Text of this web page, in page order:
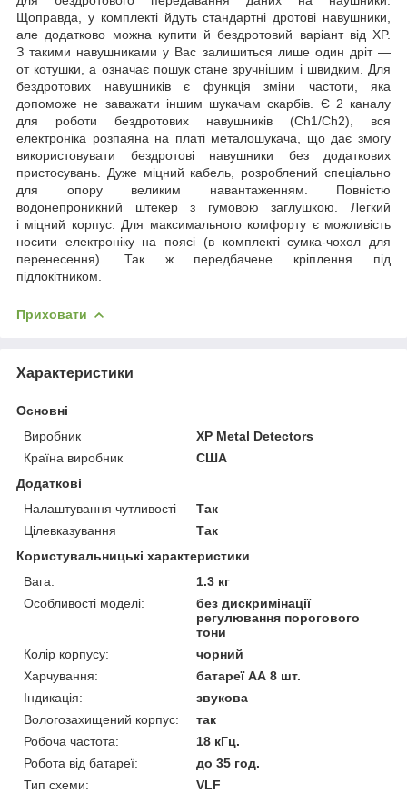
Щоправда, у комплекті йдуть стандартні дротові навушники,
але додатково можна купити й бездротовий варіант від XP.
З такими навушниками у Вас залишиться лише один дріт —
от котушки, а означає пошук стане зручнішим і швидким. Для
бездротових навушників є функція зміни частоти, яка
допоможе не заважати іншим шукачам скарбів. Є 2 каналу
для роботи бездротових навушників (Ch1/Ch2), вся
електроніка розпаяна на платі металошукача, що дає змогу
використовувати бездротові навушники без додаткових
пристосувань. Дуже міцний кабель, розроблений спеціально
для опору великим навантаженням. Повністю
водонепроникний штекер з гумовою заглушкою. Легкий
і міцний корпус. Для максимального комфорту є можливість
носити електроніку на поясі (в комплекті сумка-чохол для
перенесення). Так ж передбачене кріплення під
підлокітником.
Приховати
Характеристики
Основні
Виробник
XP Metal Detectors
Країна виробник
США
Додаткові
Налаштування чутливості
Так
Цілевказування
Так
Користувальницькі характеристики
Вага:
1.3 кг
Особливості моделі:
без дискримінації
регулювання порогового
тони
Колір корпусу:
чорний
Харчування:
батареї АА 8 шт.
Індикація:
звукова
Вологозахищений корпус:
так
Робоча частота:
18 кГц.
Робота від батареї:
до 35 год.
Тип схеми:
VLF